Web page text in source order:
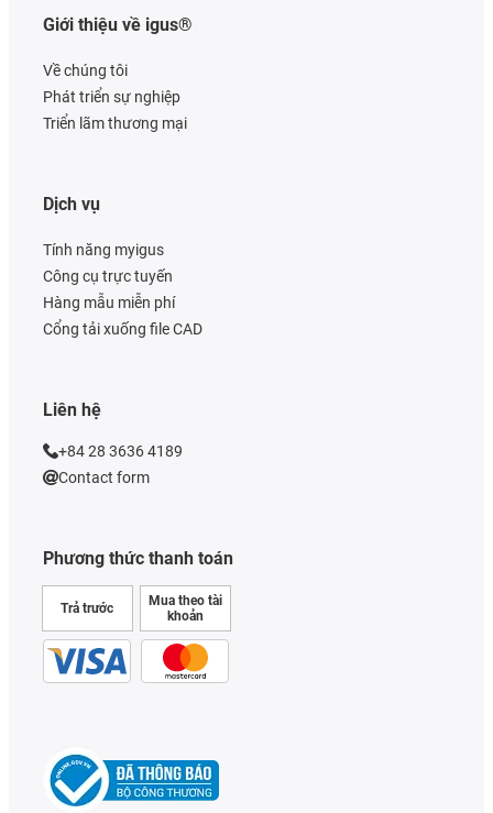
Giới thiệu về igus®
Về chúng tôi
Phát triển sự nghiệp
Triển lãm thương mại
Phương thức thanh toán
Trả trước
Mua theo tài
khoản
Dịch vụ
Tính năng myigus
Công cụ trực tuyến
Hàng mẫu miễn phí
Cổng tải xuống file CAD
Liên hệ
+84 28 3636 4189
Contact form